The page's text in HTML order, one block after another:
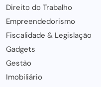
Direito do Trabalho
Empreendedorismo
Fiscalidade & Legislação
Gadgets
Gestão
Imobiliário